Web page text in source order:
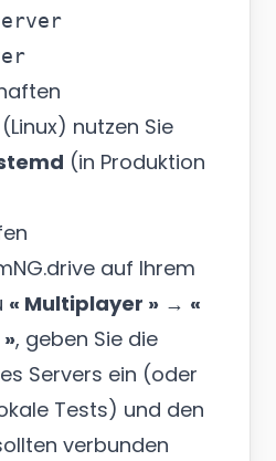
nutzen Sie
(in Produktion
auf Ihrem
« Multiplayer » → «
, geben Sie die
Servers ein (oder
Tests) und den
verbunden